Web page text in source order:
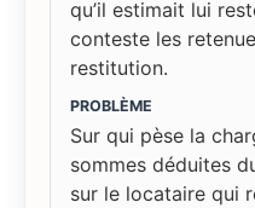
qu’il estimait lui
conteste les
restitution.
PROBLÈME
Sur qui pèse la
sommes déduites
sur le locataire qui